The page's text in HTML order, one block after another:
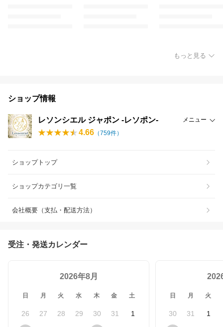
もっと見る
ショップ情報
レソンシエル ジャポン -レソポン- メニュー
4.66 （759件）
ショップトップ
ショップカテゴリ一覧
会社概要（支払・配送方法）
受注・発送カレンダー
2026年8月
日 月 火 水 木 金 土
26 27 28 29 30 31 1
日 月 火
30 31 1